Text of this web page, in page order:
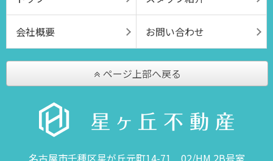
会社概要 お問い合わせ
ページ上部へ戻る
名古屋市千種区星が丘元町14-71 02/HM 2B号室